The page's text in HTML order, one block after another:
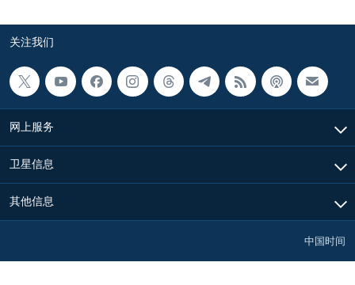
关注我们
网上服务
卫星信息
其他信息
中国时间